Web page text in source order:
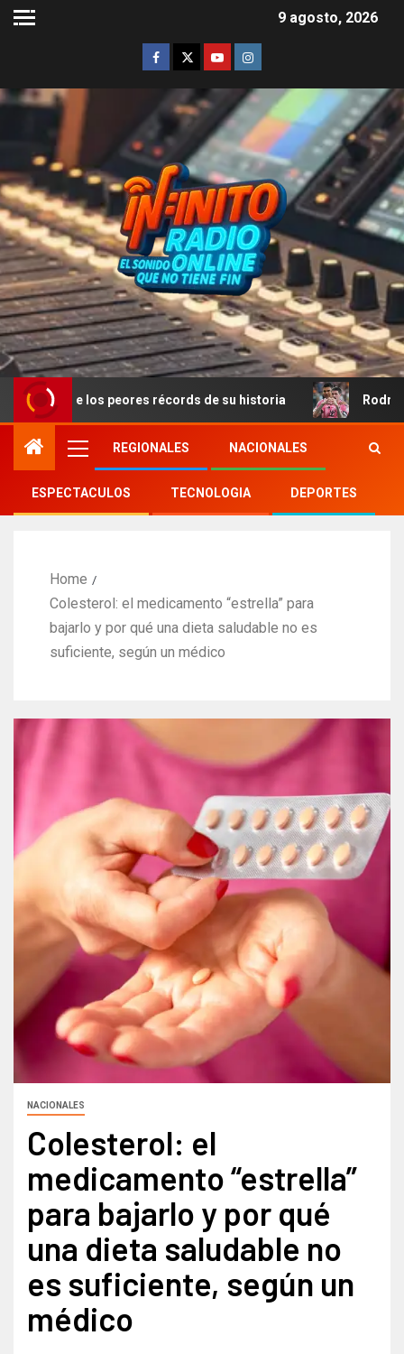
9 agosto, 2026
récords de su historia Rodrigo De Paul marcó
REGIONALES NACIONALES
ESPECTACULOS TECNOLOGIA DEPORTES
Home
Colesterol: el medicamento “estrella” para
bajarlo y por qué una dieta saludable no es
suficiente, según un médico
NACIONALES
Colesterol: el
medicamento “estrella”
para bajarlo y por qué
una dieta saludable no
es suficiente, según un
médico